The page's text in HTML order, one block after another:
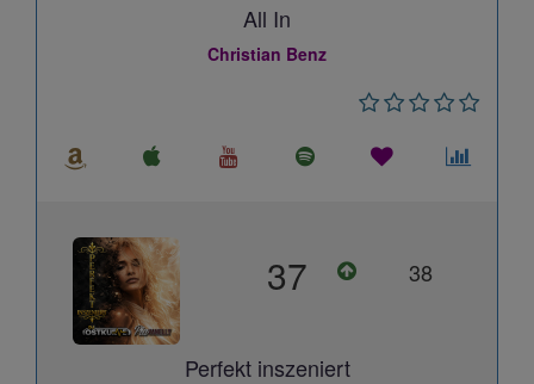
All In
Christian Benz
37 38
Perfekt inszeniert